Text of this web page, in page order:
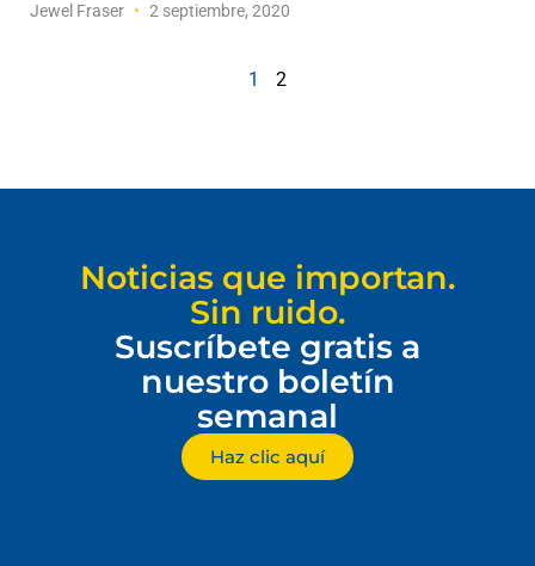
Jewel Fraser 2 septiembre, 2020
1 2
Noticias que importan.
Sin ruido.
Suscríbete gratis a
nuestro boletín
semanal
Haz clic aquí